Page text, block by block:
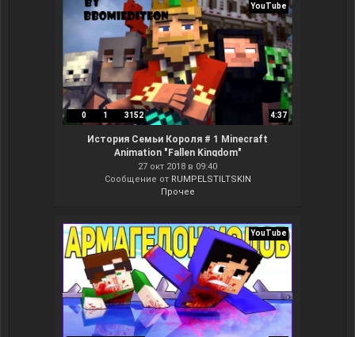
YouTube
0 1 3152 4:37
История Семьи Короля # 1 Minecraft
Animation "Fallen Kingdom"
27 окт 2018 в 09:40
Сообщение от RUMPELSTILTSKIN
Прочее
YouTube